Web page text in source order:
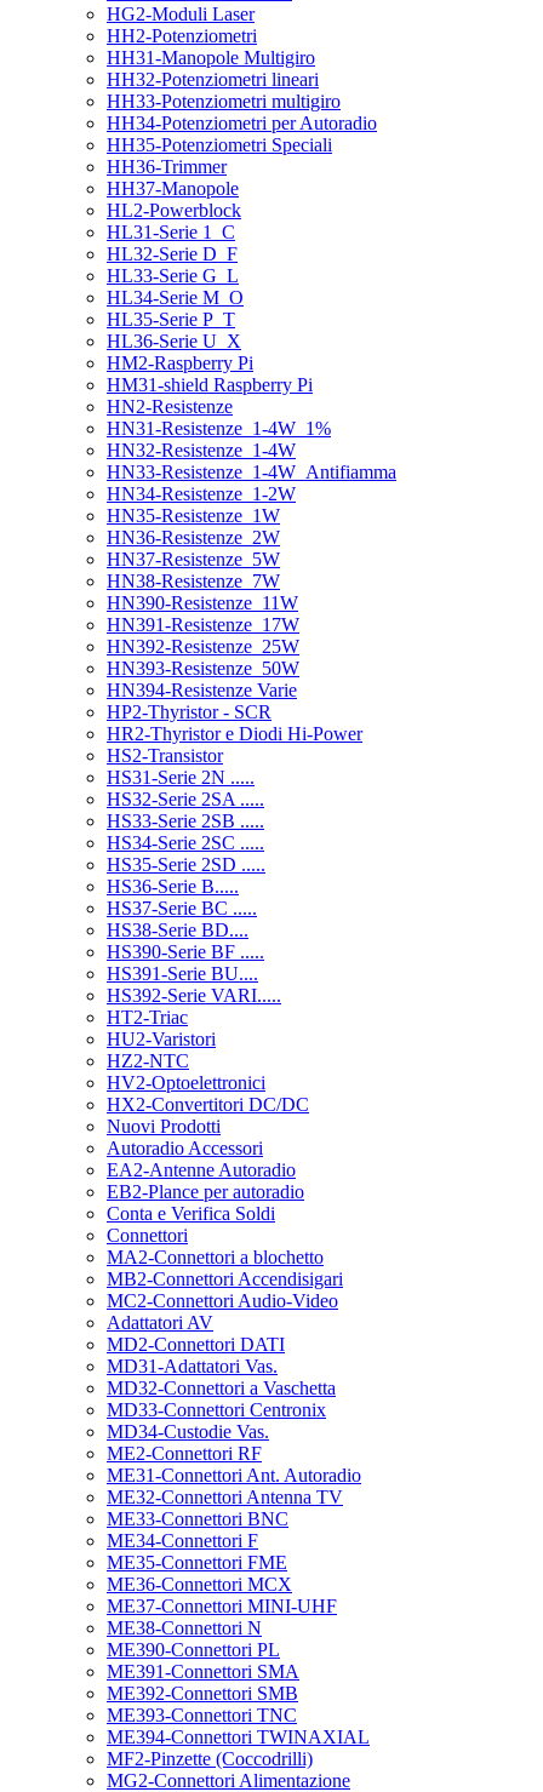
HG2-Moduli Laser
HH2-Potenziometri
HH31-Manopole Multigiro
HH32-Potenziometri lineari
HH33-Potenziometri multigiro
HH34-Potenziometri per Autoradio
HH35-Potenziometri Speciali
HH36-Trimmer
HH37-Manopole
HL2-Powerblock
HL31-Serie 1_C
HL32-Serie D_F
HL33-Serie G_L
HL34-Serie M_O
HL35-Serie P_T
HL36-Serie U_X
HM2-Raspberry Pi
HM31-shield Raspberry Pi
HN2-Resistenze
HN31-Resistenze_1-4W_1%
HN32-Resistenze_1-4W
HN33-Resistenze_1-4W_Antifiamma
HN34-Resistenze_1-2W
HN35-Resistenze_1W
HN36-Resistenze_2W
HN37-Resistenze_5W
HN38-Resistenze_7W
HN390-Resistenze_11W
HN391-Resistenze_17W
HN392-Resistenze_25W
HN393-Resistenze_50W
HN394-Resistenze Varie
HP2-Thyristor - SCR
HR2-Thyristor e Diodi Hi-Power
HS2-Transistor
HS31-Serie 2N .....
HS32-Serie 2SA .....
HS33-Serie 2SB .....
HS34-Serie 2SC .....
HS35-Serie 2SD .....
HS36-Serie B.....
HS37-Serie BC .....
HS38-Serie BD....
HS390-Serie BF .....
HS391-Serie BU....
HS392-Serie VARI.....
HT2-Triac
HU2-Varistori
HZ2-NTC
HV2-Optoelettronici
HX2-Convertitori DC/DC
Nuovi Prodotti
Autoradio Accessori
EA2-Antenne Autoradio
EB2-Plance per autoradio
Conta e Verifica Soldi
Connettori
MA2-Connettori a blochetto
MB2-Connettori Accendisigari
MC2-Connettori Audio-Video
Adattatori AV
MD2-Connettori DATI
MD31-Adattatori Vas.
MD32-Connettori a Vaschetta
MD33-Connettori Centronix
MD34-Custodie Vas.
ME2-Connettori RF
ME31-Connettori Ant. Autoradio
ME32-Connettori Antenna TV
ME33-Connettori BNC
ME34-Connettori F
ME35-Connettori FME
ME36-Connettori MCX
ME37-Connettori MINI-UHF
ME38-Connettori N
ME390-Connettori PL
ME391-Connettori SMA
ME392-Connettori SMB
ME393-Connettori TNC
ME394-Connettori TWINAXIAL
MF2-Pinzette (Coccodrilli)
MG2-Connettori Alimentazione